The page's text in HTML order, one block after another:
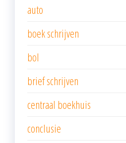
auto
boek schrijven
bol
brief schrijven
centraal boekhuis
conclusie